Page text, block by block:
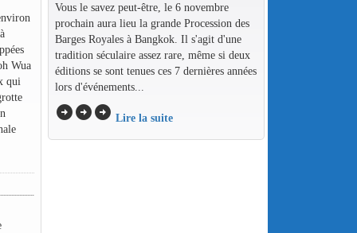
Wua
qui
Vous le savez peut-être, le 6 novembre
prochain aura lieu la grande Procession des
Barges Royales à Bangkok. Il s'agit d'une
tradition séculaire assez rare, même si deux
éditions se sont tenues ces 7 dernières années
lors d'événements...
arrow_circle_rightarrow_circle_rightarrow_circle_right Lire la suite